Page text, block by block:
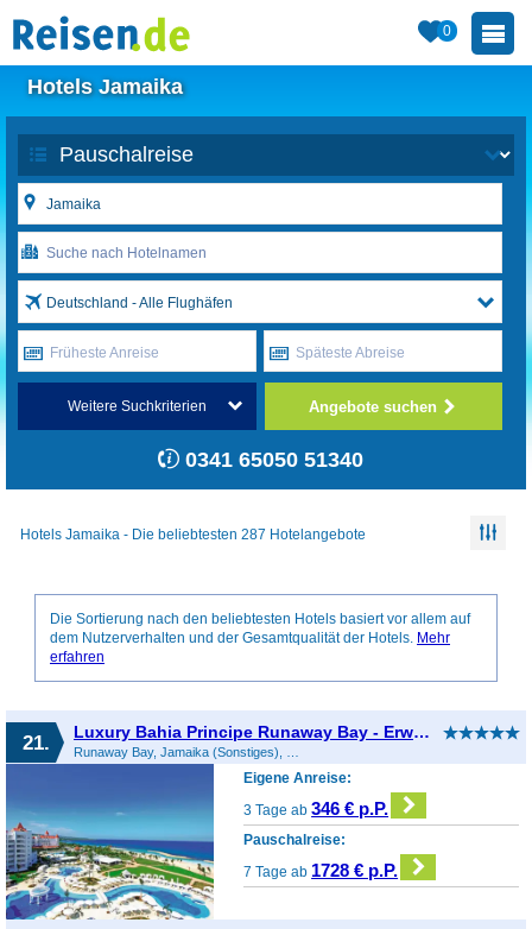
0
Hotels Jamaika
Deutschland - Alle Flughäfen
Früheste Anreise Späteste Abreise
Weitere Suchkriterien Angebote suchen
0341 65050 51340
Hotels Jamaika - Die beliebtesten 287 Hotelangebote
Die Sortierung nach den beliebtesten Hotels basiert vor allem auf
dem Nutzerverhalten und der Gesamtqualität der Hotels. Mehr
erfahren
21. Luxury Bahia Principe Runaway Bay - Erwachsenenhotel
Eigene Anreise:
3 Tage ab346 € p.P.
Pauschalreise:
7 Tage ab 1728 € p.P.